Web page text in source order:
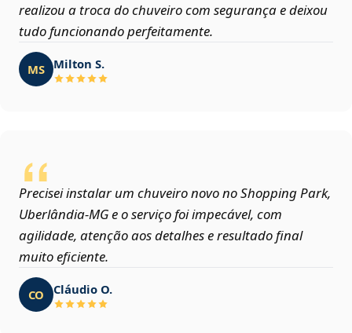
realizou a troca do chuveiro com segurança e deixou
tudo funcionando perfeitamente.
MS Milton S.
Precisei instalar um chuveiro novo no Shopping Park,
Uberlândia‑MG e o serviço foi impecável, com
agilidade, atenção aos detalhes e resultado final
muito eficiente.
CO Cláudio O.